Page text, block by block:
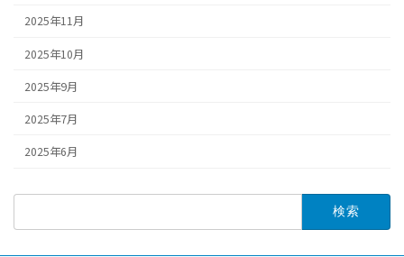
2025年11月
2025年10月
2025年9月
2025年7月
2025年6月
検